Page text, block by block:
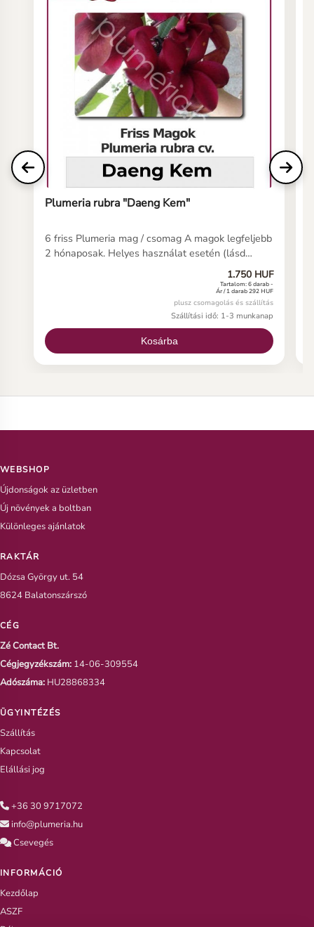
Plumeria rubra "Daeng Kem"
6 friss Plumeria mag / csomag A magok legfeljebb
2 hónaposak. Helyes használat esetén (lásd
kezelési útmutatónkat) a magoknak 5-10 napon
belül csírázniuk kell. Ha még soha nem vetett
plumeria magot, íme néhány fontos információ a
1.750 HUF
Tartalom: 6 darab -
Ár / 1 darab 292 HUF
plusz csomagolás és szállítás
Szállítási idő: 1-3 munkanap
Kosárba
WEBSHOP
Újdonságok az üzletben
Új növények a boltban
Különleges ajánlatok
RAKTÁR
Dózsa György ut. 54
8624 Balatonszárszó
CÉG
Zé Contact Bt.
Cégjegyzékszám: 14-06-309554
Adószáma: HU28868334
ÜGYINTÉZÉS
Szállítás
Kapcsolat
Elállási jog
+36 30 9717072
info@plumeria.hu
Csevegés
INFORMÁCIÓ
Kezdőlap
ASZF